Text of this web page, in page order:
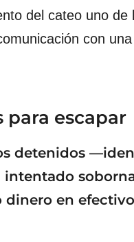
del cateo uno de
con
para escapar
detenidos
intentado
en